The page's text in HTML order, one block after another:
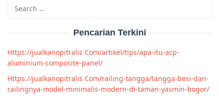
for:
Pencarian Terkini
Https://jualkanopitralis Com/artikel/tips/apa-itu-acp-
aluminium-composite-panel/
Https://jualkanopitralis Com/railing-tangga/tangga-besi-dan-
railingnya-model-minimalis-modern-di-taman-yasmin-bogor/